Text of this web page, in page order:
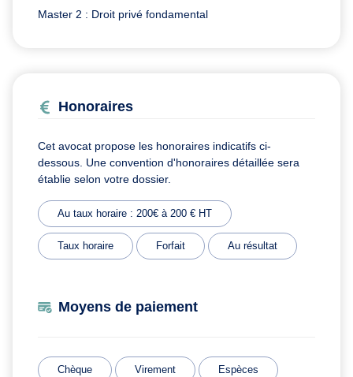
Master 2 : Droit privé fondamental
Honoraires
Cet avocat propose les honoraires indicatifs ci-
dessous. Une convention d'honoraires détaillée sera
établie selon votre dossier.
Au taux horaire : 200€ à 200 € HT
Taux horaire Forfait Au résultat
Moyens de paiement
Chèque Virement Espèces